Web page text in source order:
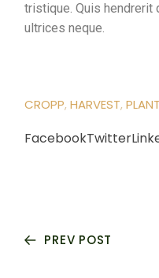
tristique. Quis hendrerit
ultrices neque.
CROPP HARVEST
FacebookTwitter
PREV POST